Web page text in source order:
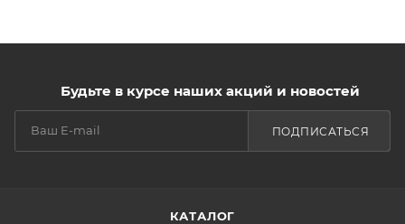
Будьте в курсе наших акций и новостей
ПОДПИСАТЬСЯ
КАТАЛОГ